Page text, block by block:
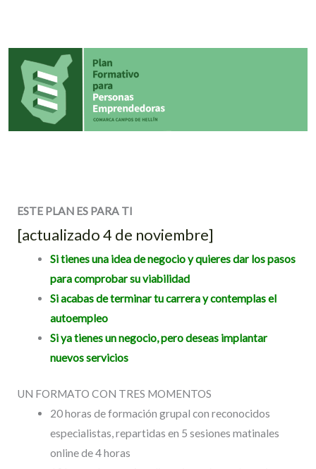
ESTE PLAN ES PARA TI
[actualizado 4 de noviembre]
Si tienes una idea de negocio y quieres dar los pasos
para comprobar su viabilidad
Si acabas de terminar tu carrera y contemplas el
autoempleo
Si ya tienes un negocio, pero deseas implantar
nuevos servicios
UN FORMATO CON TRES MOMENTOS
20 horas de formación grupal con reconocidos
especialistas, repartidas en 5 sesiones matinales
online de 4 horas